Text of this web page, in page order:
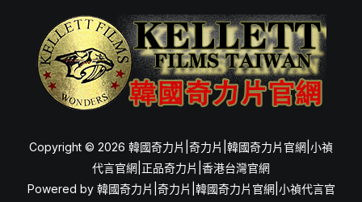
Copyright © 2026 韓國奇力片|奇力片|韓國奇力片官網|小禎
代言官網|正品奇力片|香港台灣官網
Powered by 韓國奇力片|奇力片|韓國奇力片官網|小禎代言官